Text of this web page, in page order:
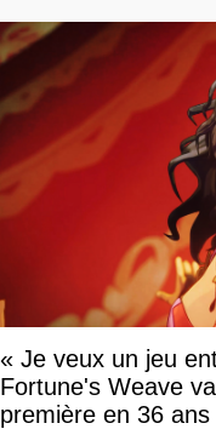
« Je veux un jeu
Fortune's Weave
première en 36